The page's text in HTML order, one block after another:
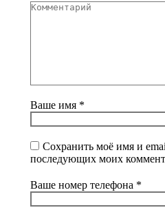
Комментарий
Ваше имя *
Сохранить моё имя и
последующих моих
Ваше номер телефона *